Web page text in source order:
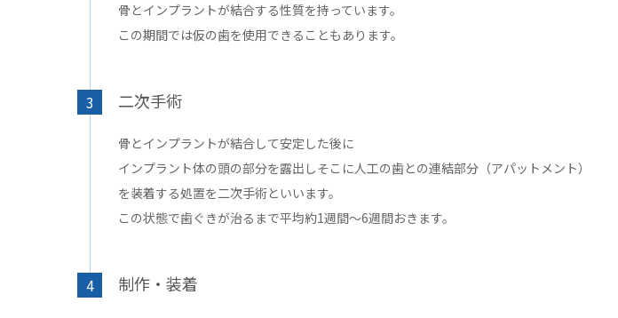
骨とインプラントが結合する性質を持っています。
この期間では仮の歯を使用できることもあります。
3 二次手術
骨とインプラントが結合して安定した後に
インプラント体の頭の部分を露出しそこに人工の歯との連結部分（アパットメント）
を装着する処置を二次手術といいます。
この状態で歯ぐきが治るまで平均約1週間～6週間おきます。
4 制作・装着